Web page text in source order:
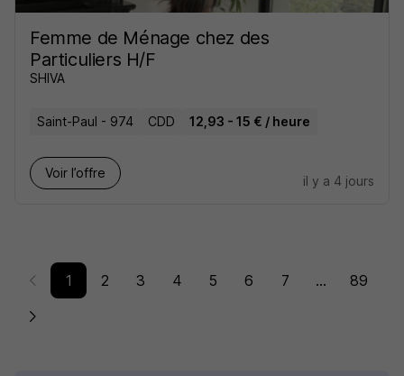
Femme de Ménage chez des
Particuliers H/F
SHIVA
Saint-Paul - 974 CDD 12,93 - 15 € / heure
Voir l’offre
il y a 4 jours
1 2 3 4 5 6 7 ... 89